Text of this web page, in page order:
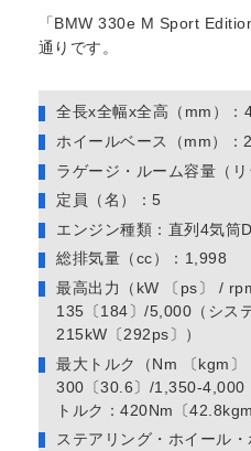
「BMW 330e M Sport
通りです。
全長x全幅x全高（mm）
ホイールベース（mm）：
ラゲージ・ルーム容量（
定員（名）：5
エンジン種類：直列4気筒
総排気量（cc）：1,998
最高出力（kW 〔ps〕 /
135〔184〕/5,000（シス
215kW〔292ps〕）
最大トルク（Nm 〔kgm〕
300〔30.6〕/1,350-4,000
トルク：420Nm〔42.8kgm
ステアリング・ホイール